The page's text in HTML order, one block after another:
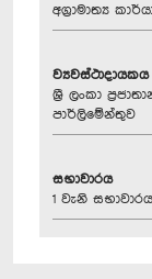
අග්‍රාමාත්‍ය
ව්‍යවස්ථාදායකය
ශ්‍රී ලංකා
පාර්ලිමේන්තුව
සභාවාරය
1 වැනි සභාවාරය